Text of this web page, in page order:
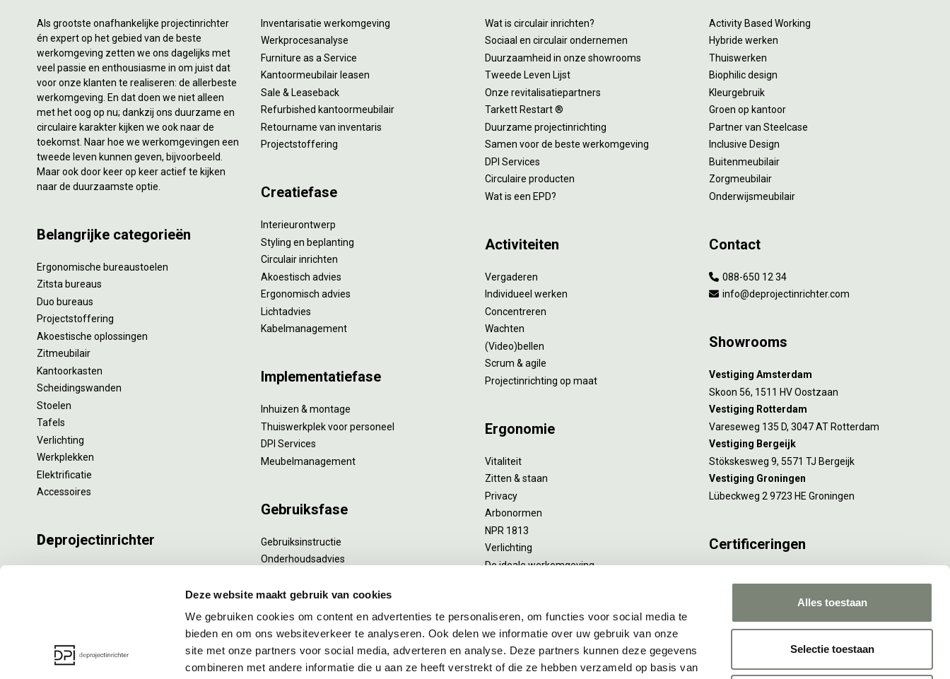
Deze website maakt gebruik van cookies
We gebruiken cookies om content en advertenties te personaliseren, om functies voor social media te
bieden en om ons websiteverkeer te analyseren. Ook delen we informatie over uw gebruik van onze
site met onze partners voor social media, adverteren en analyse. Deze partners kunnen deze gegevens
combineren met andere informatie die u aan ze heeft verstrekt of die ze hebben verzameld op basis van
Alles toestaan
Selectie toestaan
Als grootste onafhankelijke projectinrichter
én expert op het gebied van de beste
werkomgeving zetten we ons dagelijks met
veel passie en enthousiasme in om juist dat
voor onze klanten te realiseren: de allerbeste
werkomgeving. En dat doen we niet alleen
met het oog op nu; dankzij ons duurzame en
circulaire karakter kijken we ook naar de
toekomst. Naar hoe we werkomgevingen een
tweede leven kunnen geven, bijvoorbeeld.
Maar ook door keer op keer actief te kijken
naar de duurzaamste optie.
Belangrijke categorieën
Ergonomische bureaustoelen
Zitsta bureaus
Duo bureaus
Projectstoffering
Akoestische oplossingen
Zitmeubilair
Kantoorkasten
Scheidingswanden
Stoelen
Tafels
Verlichting
Werkplekken
Elektrificatie
Accessoires
Deprojectinrichter
Inventarisatie werkomgeving
Werkprocesanalyse
Furniture as a Service
Kantoormeubilair leasen
Sale & Leaseback
Refurbished kantoormeubilair
Retourname van inventaris
Projectstoffering
Creatiefase
Interieurontwerp
Styling en beplanting
Circulair inrichten
Akoestisch advies
Ergonomisch advies
Lichtadvies
Kabelmanagement
Implementatiefase
Inhuizen & montage
Thuiswerkplek voor personeel
DPI Services
Meubelmanagement
Gebruiksfase
Gebruiksinstructie
Onderhoudsadvies
Specialistische reiniging
Refurbishment
Interne verhuizing
Wat is circulair inrichten?
Sociaal en circulair ondernemen
Duurzaamheid in onze showrooms
Tweede Leven Lijst
Onze revitalisatiepartners
Tarkett Restart ®
Duurzame projectinrichting
Samen voor de beste werkomgeving
DPI Services
Circulaire producten
Wat is een EPD?
Activiteiten
Vergaderen
Individueel werken
Concentreren
Wachten
(Video)bellen
Scrum & agile
Projectinrichting op maat
Ergonomie
Vitaliteit
Zitten & staan
Privacy
Arbonormen
NPR 1813
Verlichting
De ideale werkomgeving
Activity Based Working
Hybride werken
Thuiswerken
Biophilic design
Kleurgebruik
Groen op kantoor
Partner van Steelcase
Inclusive Design
Buitenmeubilair
Zorgmeubilair
Onderwijsmeubilair
Contact
088-650 12 34
info@deprojectinrichter.com
Showrooms
Vestiging Amsterdam
Skoon 56, 1511 HV Oostzaan
Vestiging Rotterdam
Vareseweg 135 D, 3047 AT Rotterdam
Vestiging Bergeijk
Stökskesweg 9, 5571 TJ Bergeijk
Vestiging Groningen
Lübeckweg 2 9723 HE Groningen
Certificeringen
Rotterdam en Culemborg.